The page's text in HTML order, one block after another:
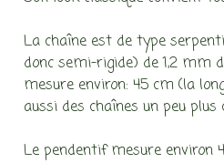
La chaîne est de type
donc semi-rigide) de 1,2 mm
mesure environ: 45 cm (la
aussi des chaînes un peu
Le pendentif mesure environ